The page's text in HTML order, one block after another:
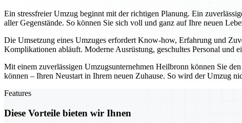
Ein stressfreier Umzug beginnt mit der richtigen Planung. Ein
aller Gegenstände. So können Sie sich voll und ganz auf Ihre neuen
Die Umsetzung eines Umzuges erfordert Know-how, Erfahrung und
Komplikationen abläuft. Moderne Ausrüstung, geschultes Personal und
Mit einem zuverlässigen Umzugsunternehmen Heilbronn können Sie
können – Ihren Neustart in Ihrem neuen Zuhause. So wird der Umzug
Features
Diese Vorteile bieten wir Ihnen